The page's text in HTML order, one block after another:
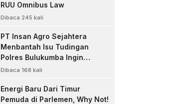
RUU Omnibus Law
Dibaca 245 kali
PT Insan Agro Sejahtera
Menbantah Isu Tudingan
Polres Bulukumba Ingin
Menjadi Pemasok Material, Itu
Dibaca 168 kali
Energi Baru Dari Timur
Pemuda di Parlemen, Why Not!